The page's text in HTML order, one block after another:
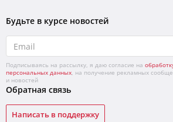
Будьте в курсе новостей
Подписываясь на рассылку, я даю согласие на
персональных данных, на получение рекламных
и новостей
Обратная связь
Написать в поддержку